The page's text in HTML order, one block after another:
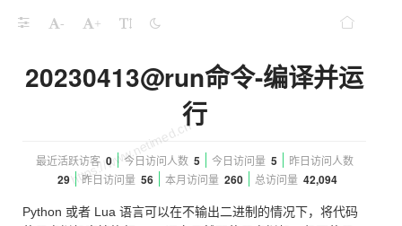
- +
20230413@run命令-编译并运
行
最近活跃访客 0 今日访问人数 5 今日访问量 5 昨日访问人数
29 昨日访问量 56 本月访问量 260 总访问量 42,094
Python 或者 Lua 语言可以在不输出二进制的情况下，将代码